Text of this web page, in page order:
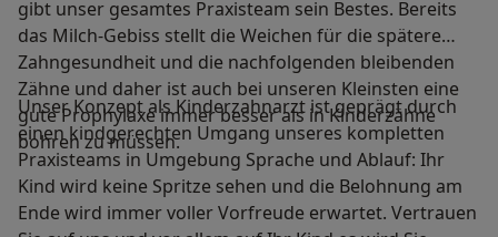
gibt unser gesamtes Praxisteam sein Bestes. Bereits
das Milch-Gebiss stellt die Weichen für die spätere
Zahngesundheit und die nachfolgenden bleibenden
Zähne und daher ist auch bei unseren Kleinsten eine
gute Prophylaxe immer besser als in Kinderzähne
bohren zu müssen.
Unser Konzept als Kinderzahnarzt ist geprägt durch
einen kindgerechten Umgang unseres kompletten
Praxisteams in Umgebung Sprache und Ablauf: Ihr
Kind wird keine Spritze sehen und die Belohnung am
Ende wird immer voller Vorfreude erwartet. Vertrauen